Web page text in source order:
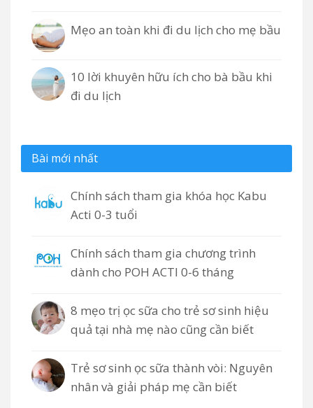
Mẹo an toàn khi đi du lịch cho mẹ bầu
10 lời khuyên hữu ích cho bà bầu khi
đi du lịch
Bài mới nhất
Chính sách tham gia khóa học Kabu
Acti 0-3 tuổi
Chính sách tham gia chương trình
dành cho POH ACTI 0-6 tháng
8 mẹo trị ọc sữa cho trẻ sơ sinh hiệu
quả tại nhà mẹ nào cũng cần biết
Trẻ sơ sinh ọc sữa thành vòi: Nguyên
nhân và giải pháp mẹ cần biết